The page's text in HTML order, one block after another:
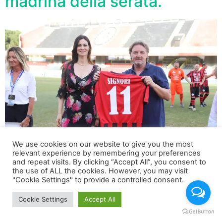
E’ andata in scena allo stadio “P. Zaccheria” la
manifestazione “Un Secolo di Stelle – Foggia Legends”.
Una serata all’insegna dei ricordi e delle emozioni
We use cookies on our website to give you the most
relevant experience by remembering your preferences
and repeat visits. By clicking “Accept All”, you consent to
the use of ALL the cookies. However, you may visit
"Cookie Settings" to provide a controlled consent.
Cookie Settings Accept All